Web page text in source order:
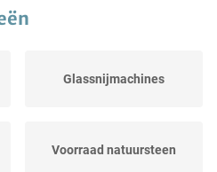
Glassnijmachines
Voorraad natuursteen